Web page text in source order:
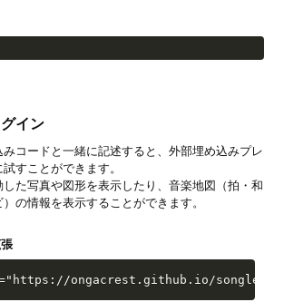
イン
コードと一緒に記述すると、外部埋め込みプレ
すことができます。
た写真や図形を表示したり、音楽地図（拍・和
の情報を表示することができます。
ongacrest.github.io/songle-